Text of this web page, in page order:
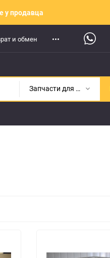
у продавца
и обмен
Запчасти для BMW (3)